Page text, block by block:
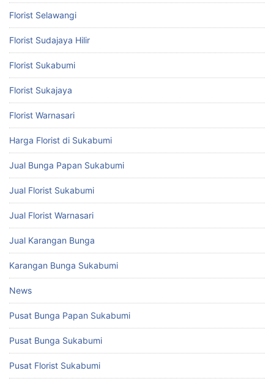
Florist Selawangi
Florist Sudajaya Hilir
Florist Sukabumi
Florist Sukajaya
Florist Warnasari
Harga Florist di Sukabumi
Jual Bunga Papan Sukabumi
Jual Florist Sukabumi
Jual Florist Warnasari
Jual Karangan Bunga
Karangan Bunga Sukabumi
News
Pusat Bunga Papan Sukabumi
Pusat Bunga Sukabumi
Pusat Florist Sukabumi